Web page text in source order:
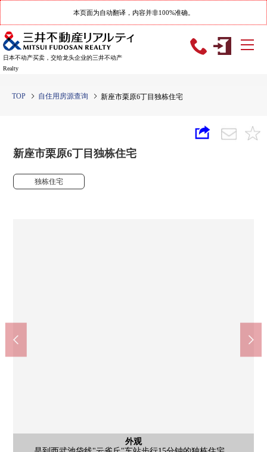
本页面为自动翻译，内容并非100%准确。
日本不动产买卖，交给龙头企业的三井不动产
Realty
TOP 自住用房源查询 新座市栗原6丁目独栋住宅
新座市栗原6丁目独栋住宅
独栋住宅
外观
外观
含有前面道路的外观
外观
新座市立栗原小学(约380m)
新座市立第5中学(约1340m)
Yaoko新座栗原店(约170m)
肉花正超市云雀丘商店(约380m)
Lawson商店100新座栗原1丁目商店(约100m)
Create Ｓ·Ｄ新座栗原店(约350m)
栗原绿地公园(约430m)